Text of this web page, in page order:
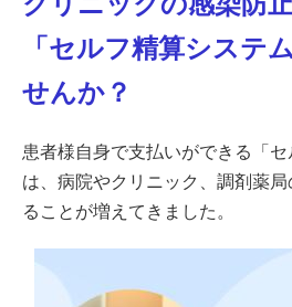
「セルフ精算システ
せんか？
患者様自身で支払いができる「セ
は、病院やクリニック、調剤薬
ることが増えてきました。